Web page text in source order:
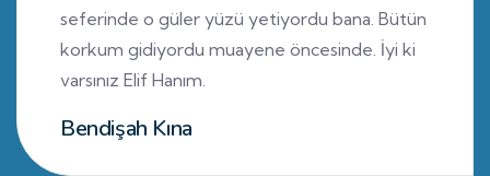
seferinde o güler yüzü yetiyordu bana. Bütün
korkum gidiyordu muayene öncesinde. İyi ki
varsınız Elif Hanım.
Bendişah Kına